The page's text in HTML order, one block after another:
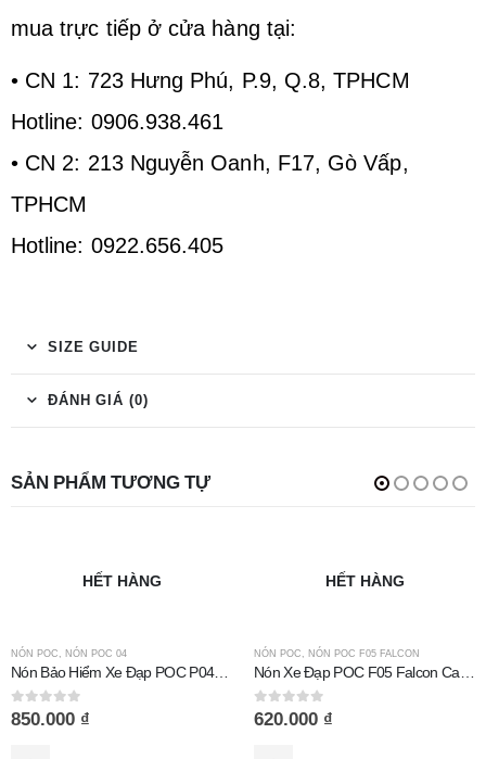
mua trực tiếp ở cửa hàng tại:
• CN 1: 723 Hưng Phú, P.9, Q.8, TPHCM
Hotline: 0906.938.461
• CN 2: 213 Nguyễn Oanh, F17, Gò Vấp,
TPHCM
Hotline: 0922.656.405
SIZE GUIDE
ĐÁNH GIÁ (0)
SẢN PHẨM TƯƠNG TỰ
HẾT HÀNG
NÓN POC , NÓN POC 04
Nón Bảo Hiểm Xe Đạp POC P04 Titan Trắng
0out of 5
850.000 ₫
HẾT HÀNG
NÓN POC , NÓN POC F05 FALCON
Nón Xe Đạp POC F05 Falcon Carbon Bóng
0out of 5
620.000 ₫